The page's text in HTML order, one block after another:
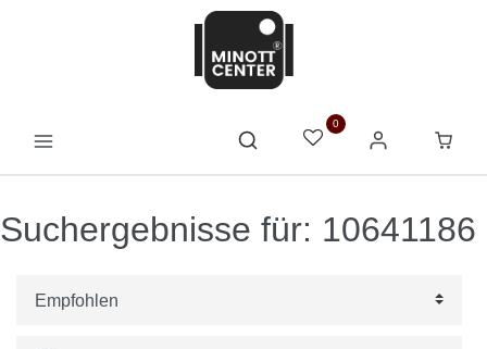
0
Suchergebnisse für: 10641186